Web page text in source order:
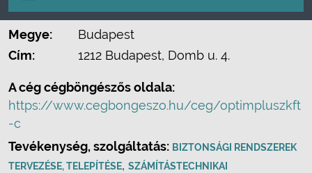
Megye:
Budapest
Cím:
1212 Budapest, Domb u. 4.
A cég cégböngészős oldala:
https://www.cegbongeszo.hu/ceg/optimpluszkft
-c
Tevékenység, szolgáltatás: BIZTONSÁGI RENDSZEREK
TERVEZÉSE, TELEPÍTÉSE, SZÁMÍTÁSTECHNIKAI